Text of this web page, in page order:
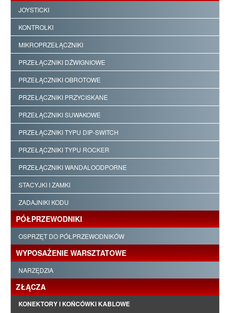
JOYSTICKI
KONTROLKI
MIKROPRZEŁĄCZNIKI
PRZEŁĄCZNIKI DŹWIGNIOWE
PRZEŁĄCZNIKI OBROTOWE
PRZEŁĄCZNIKI PRZYCISKANE
PRZEŁĄCZNIKI SUWAKOWE
PRZEŁĄCZNIKI TYPU DIP-SWITCH
PRZEŁĄCZNIKI TYPU ROCKER
PRZEŁĄCZNIKI WANDALOODPORNE
STACYJKI I ZAMKI
ZADAJNIKI KODU
PÓŁPRZEWODNIKI
OSPRZĘT DO PÓŁPRZEWODNIKÓW
WYPOSAŻENIE WARSZTATOWE
NARZĘDZIA
ZŁĄCZA
KONEKTORY I KOŃCÓWKI KABLOWE